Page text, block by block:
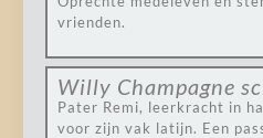
vrienden.
Willy Champagne
Pater Remi, leerkracht in
voor zijn vak latijn. Een